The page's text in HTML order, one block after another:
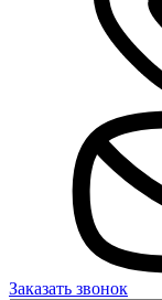
Заказать звонок